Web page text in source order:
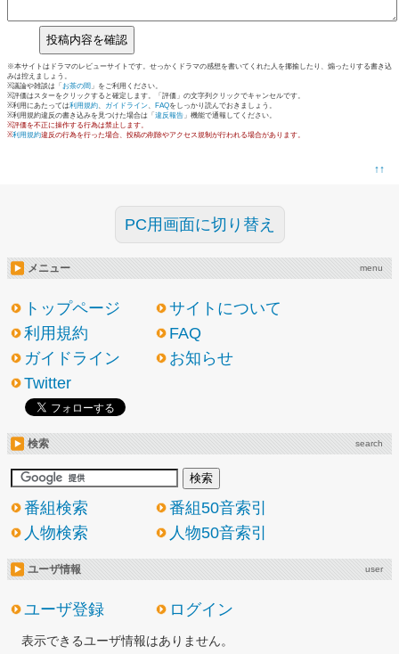
※本サイトはドラマのレビューサイトです。せっかくドラマの感想を書いてくれた人を揶揄したり、煽ったりする書き込
みは控えましょう。
※議論や雑談は「 お茶の間 」をご利用ください。
※評価はスターをクリックすると確定します。「評価」の文字列クリックでキャンセルです。
※利用にあたっては利用規約、 ガイドライン、 FAQをしっかり読んでおきましょう。
※利用規約違反の書き込みを見つけた場合は「 違反報告 」機能で通報してください。
※評価を不正に操作する行為は禁止します。
※利用規約違反の行為を行った場合、投稿の削除やアクセス規制が行われる場合があります。
↑↑
PC用画面に切り替え
メニュー menu
トップページ
サイトについて
利用規約
FAQ
ガイドライン
お知らせ
Twitter
検索 search
番組検索
番組50音索引
人物検索
人物50音索引
ユーザ情報 user
ユーザ登録 ログイン
表示できるユーザ情報はありません。